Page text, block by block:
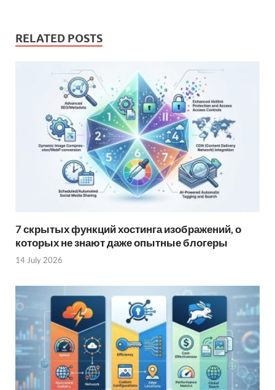
RELATED POSTS
7 скрытых функций хостинга изображений, о
которых не знают даже опытные блогеры
14 July 2026